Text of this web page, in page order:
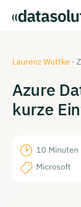
Laurenz Wuttke ·
Azure
kurze
10 Minuten
Microsoft